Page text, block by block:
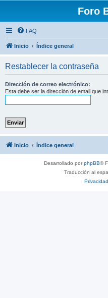
Foro
FAQ
Inicio Índice general
Restablecer la contraseña
Dirección de correo electrónico:
Esta debe ser la dirección de email que
Inicio Índice general
Desarrollado porphpBB®
Traducción al
Privacidad